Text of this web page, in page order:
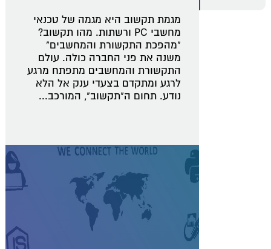
מגמת תקשוב היא מגמה של טכנאי
מחשבי PC ורשתות. מהו תקשוב?
"מהפכת התקשורת והמחשבים"
משנה את פני החברה כולה. עולם
התקשורת והמחשבים מתפתח מרגע
לרגע ומתקדם בצעדי ענק אל הלא
נודע. תחום ה"תקשוב", המורכב...